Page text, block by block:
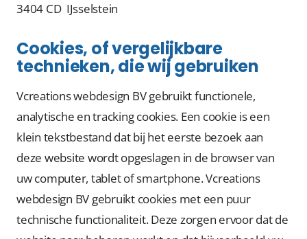
3404 CD IJsselstein
Cookies, of vergelijkbare
technieken, die wij gebruiken
Vcreations webdesign BV gebruikt functionele,
analytische en tracking cookies. Een cookie is een
klein tekstbestand dat bij het eerste bezoek aan
deze website wordt opgeslagen in de browser van
uw computer, tablet of smartphone. Vcreations
webdesign BV gebruikt cookies met een puur
technische functionaliteit. Deze zorgen ervoor dat de